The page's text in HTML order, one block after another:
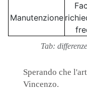
Tab:
Manutenzione
Sperando che
Vincenzo.